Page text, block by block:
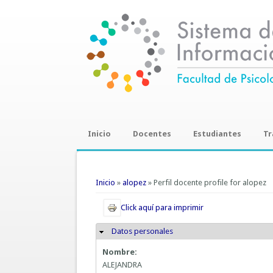
Inicio Docentes Estudiantes
Se encuentra usted aquí
Inicio » alopez» Perfil docente profile for alopez
Click aquí para imprimir
Ocultar
Datos personales
Nombre:
ALEJANDRA